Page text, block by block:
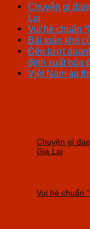
Chuyện gì
Lai
Vui hè chuẩn
Bài toán khó
Đến lượt
định xuất hóa
Việt Nam áp
Chuyện gì
Gia Lai
Vui hè chuẩn